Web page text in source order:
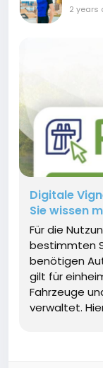
2 years
Digitale
Sie wissen
Für die
bestimmten
benötigen
gilt für
Fahrzeuge
verwaltet.
wichtig ist.